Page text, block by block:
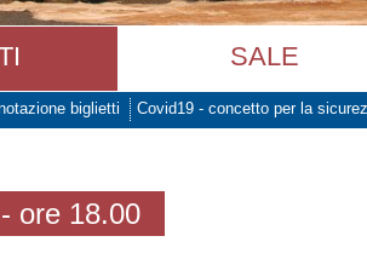
SALE
biglietti Covid19 - concetto per la
ore 18.00